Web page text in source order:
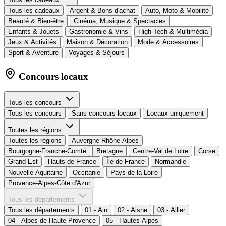
Tous les cadeaux
Argent & Bons d'achat
Auto, Moto & Mobilité
Beauté & Bien-être
Cinéma, Musique & Spectacles
Enfants & Jouets
Gastronomie & Vins
High-Tech & Multimédia
Jeux & Activités
Maison & Décoration
Mode & Accessoires
Sport & Aventure
Voyages & Séjours
Concours locaux
Tous les concours
Tous les concours
Sans concours locaux Locaux uniquement
Toutes les régions
Toutes les régions
Auvergne-Rhône-Alpes
Bourgogne-Franche-Comté
Bretagne Centre-Val de Loire
Corse
Grand Est
Hauts-de-France Île-de-France
Normandie
Nouvelle-Aquitaine
Occitanie
Pays de la Loire
Provence-Alpes-Côte d'Azur
Tous les départements
Tous les départements
01 - Ain 02 - Aisne
03 - Allier
04 - Alpes-de-Haute-Provence
05 - Hautes-Alpes